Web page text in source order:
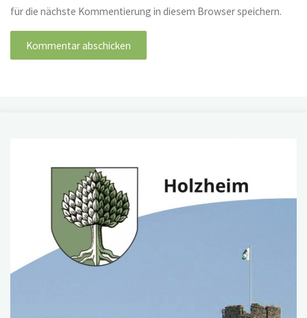
für die nächste Kommentierung in diesem Browser speichern.